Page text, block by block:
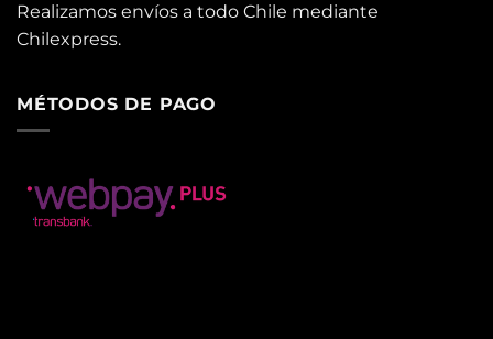
Realizamos envíos a todo Chile mediante
Chilexpress.
MÉTODOS DE PAGO